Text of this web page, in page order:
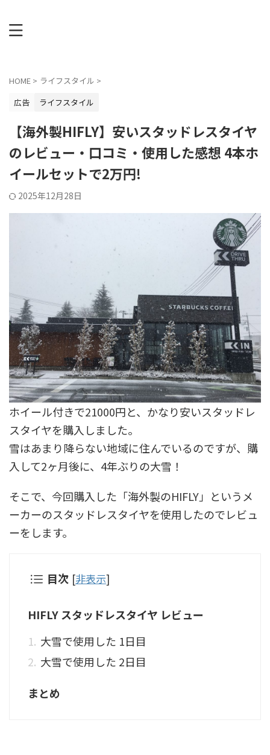
HOME > ライフスタイル >
広告
ライフスタイル
【海外製HIFLY】安いスタッドレスタイヤ
のレビュー・口コミ・使用した感想 4本ホ
イールセットで2万円!
2025年12月28日
ホイール付きで21000円と、かなり安いスタッドレ
スタイヤを購入しました。
雪はあまり降らない地域に住んでいるのですが、購
入して2ヶ月後に、4年ぶりの大雪！
そこで、今回購入した「海外製のHIFLY」というメ
ーカーのスタッドレスタイヤを使用したのでレビュ
ーをします。
目次 [非表示]
HIFLY スタッドレスタイヤ レビュー
大雪で使用した 1日目
大雪で使用した 2日目
まとめ